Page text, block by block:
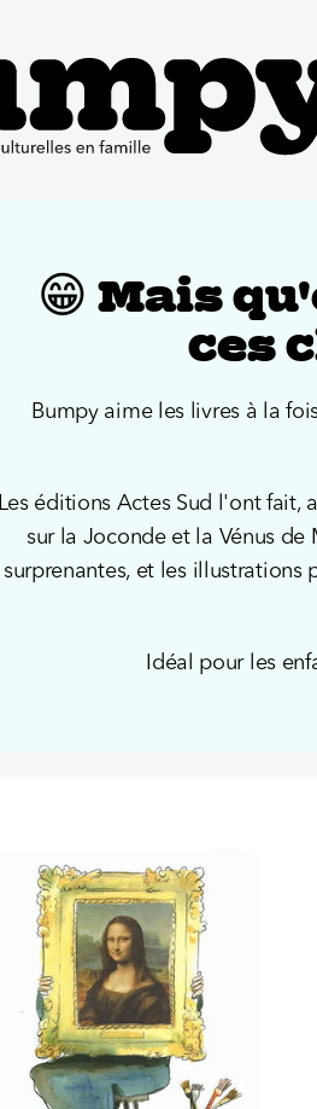
😁 Mais
ces
Bumpy aime les livres à la
Les éditions Actes Sud l'ont fait,
sur la Joconde et la Vénus
surprenantes, et les illustrations
Idéal pour les